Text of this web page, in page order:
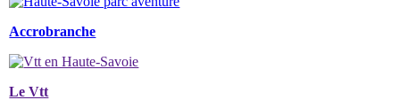
Accrobranche
Le Vtt